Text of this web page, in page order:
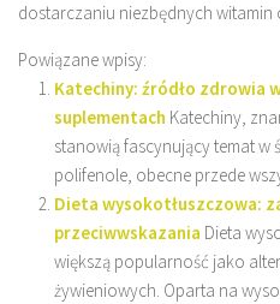
dostarczaniu niezbędnych witamin
Powiązane wpisy:
Katechiny: źródło zdrowia
suplementach Katechiny,
stanowią fascynujący temat w
polifenole, obecne przede
Dieta wysokotłuszczowa:
przeciwwskazania Dieta
większą popularność jako
żywieniowych. Oparta na